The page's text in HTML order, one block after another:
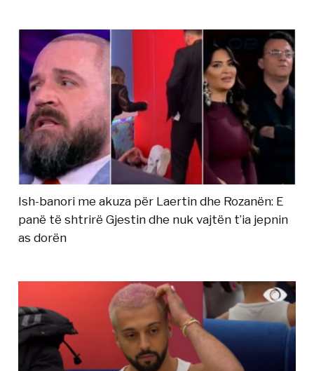
Ish-banori me akuza për Laertin dhe Rozanën: E
panë të shtrirë Gjestin dhe nuk vajtën t’ia jepnin
as dorën